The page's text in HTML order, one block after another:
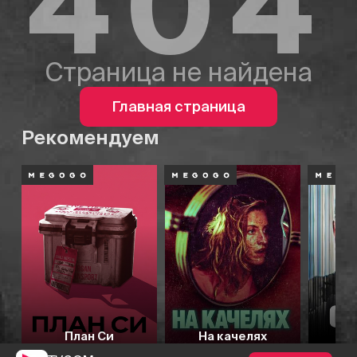
Страница не найдена
Главная страница
Рекомендуем
План Си На качелях